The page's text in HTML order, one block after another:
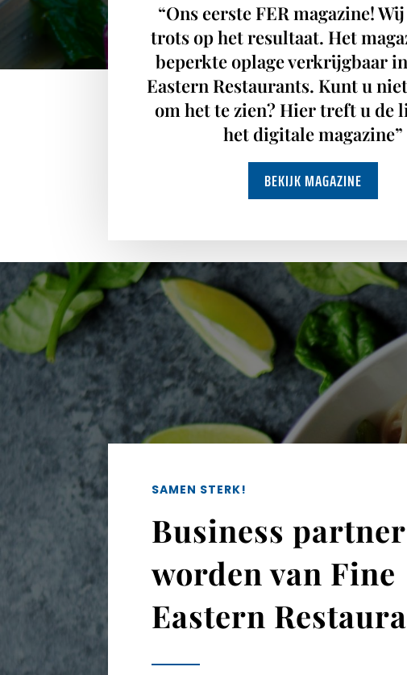
“Ons eerste FER magazine!
trots op het resultaat. Het
beperkte oplage verkrijgbaar
Eastern Restaurants. Kunt u
om het te zien? Hier treft u de
het digitale magazine”
BEKIJK MAGAZINE
SAMEN STERK!
Business partner
worden van Fine
Eastern